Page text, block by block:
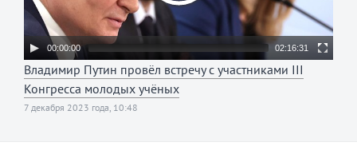
00:00:00 02:16:31
Владимир Путин провёл встречу с участниками III
Конгресса молодых учёных
7 декабря 2023 года, 10:48